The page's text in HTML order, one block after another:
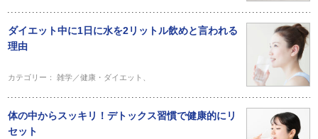
ダイエット中に1日に水を2リットル飲めと言われる
理由
カテゴリー：雑学／健康・ダイエット
体の中からスッキリ！デトックス習慣で健康的にリ
セット